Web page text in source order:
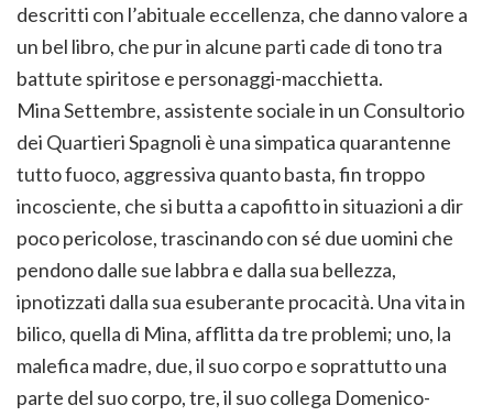
descritti con l’abituale eccellenza, che danno valore a
un bel libro, che pur in alcune parti cade di tono tra
battute spiritose e personaggi-macchietta.
Mina Settembre, assistente sociale in un Consultorio
dei Quartieri Spagnoli è una simpatica quarantenne
tutto fuoco, aggressiva quanto basta, fin troppo
incosciente, che si butta a capofitto in situazioni a dir
poco pericolose, trascinando con sé due uomini che
pendono dalle sue labbra e dalla sua bellezza,
ipnotizzati dalla sua esuberante procacità. Una vita in
bilico, quella di Mina, afflitta da tre problemi; uno, la
malefica madre, due, il suo corpo e soprattutto una
parte del suo corpo, tre, il suo collega Domenico-